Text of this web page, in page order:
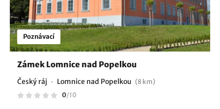
Poznávací
Zámek Lomnice nad Popelkou
Český ráj Lomnice nad Popelkou (8 km)
0/10